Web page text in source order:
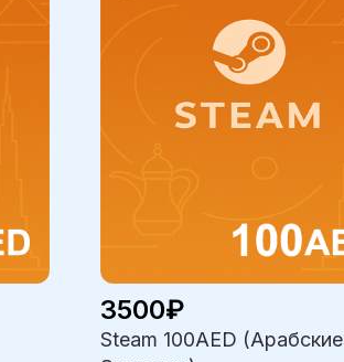
3500₽
Steam 100AED (Арабские